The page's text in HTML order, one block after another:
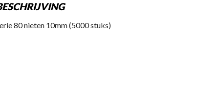
80 nieten 10mm (5000 stuks)